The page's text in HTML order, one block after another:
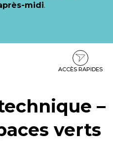
midi.
ACCÈS RAPIDES
–
verts